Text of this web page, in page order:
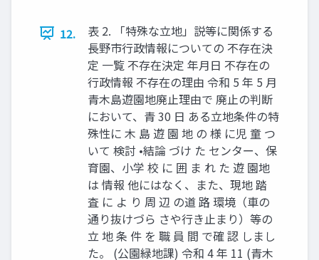
12.
表 2. 「特殊な立地」説等に関係する
長野市行政情報についての 不存在決
定 一覧 不存在決定 年月日 不存在の
行政情報 不存在の理由 令和 5 年 5 月
青木島遊園地廃止理由で 廃止の判断
において、青 30 日 ある立地条件の特
殊性に 木 島 遊 園 地 の 様 に児 童 つ
いて 検討 •結論 づけ た センター、保
育園、小学 校 に 囲 ま れ た 遊 園地
は 情報 他にはなく、また、現地 踏
査 に よ り 周 辺 の道 路 環境（車の
通り抜けづら さや行き止まり）等の
立 地 条 件 を 職 員 間 で確 認 しまし
た。 (公園緑地課) 令和 4 年 11 (青木